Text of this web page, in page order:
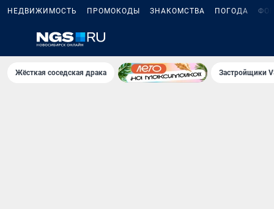
НЕДВИЖИМОСТЬ ПРОМОКОДЫ ЗНАКОМСТВА ПОГОДА
Жёсткая соседская драка Застройщики